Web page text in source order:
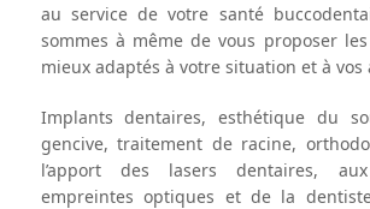
au service de votre santé
sommes à même de vous proposer
mieux adaptés à votre situation et à vos
Implants dentaires, esthétique du
gencive, traitement de racine,
l’apport des lasers dentaires,
empreintes optiques et de la